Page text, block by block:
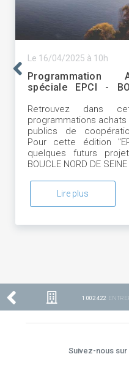
Le 16/04/2025 à 10h
Programmation
spéciale EPCI -
Retrouvez dans
programmations
publics de
Pour cette édition
quelques futurs
BOUCLE NORD DE SEINE
Lire plus
1 002 422
Suivez-nous